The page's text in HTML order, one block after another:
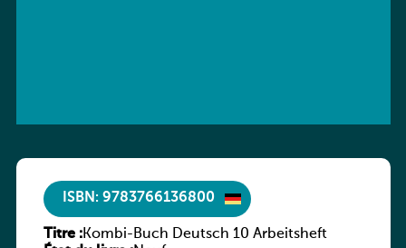
ISBN: 9783766136800
Titre :Kombi-Buch Deutsch 10 Arbeitsheft